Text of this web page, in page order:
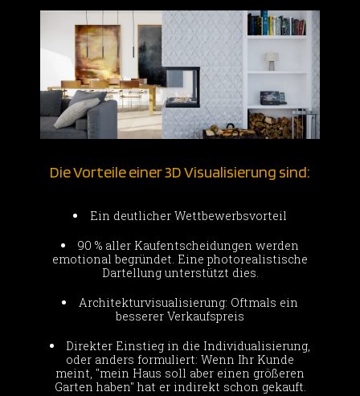
Die Vorteile einer 3D Visualisierung sind:
Ein deutlicher Wettbewerbsvorteil
90 % aller Kaufentscheidungen werden
emotional begründet. Eine photorealistische
Dartellung unterstützt dies.
Architekturvisualisierung: Oftmals ein
besserer Verkaufspreis
Direkter Einstieg in die Individualisierung,
oder anders formuliert: Wenn Ihr Kunde
meint, "mein Haus soll aber einen größeren
Garten haben" hat er indirekt schon gekauft.